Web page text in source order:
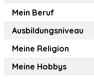
Mein Beruf
Ausbildungsniveau
Meine Religion
Meine Hobbys